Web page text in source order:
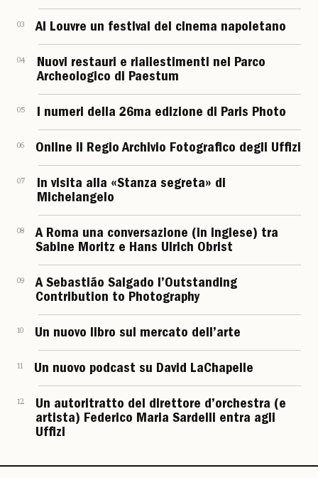
03 Al Louvre un festival del cinema napoletano
04
Nuovi restauri e riallestimenti nel Parco
Archeologico di Paestum
05 I numeri della 26ma edizione di Paris Photo
06 Online il Regio Archivio Fotografico degli Uffizi
07
In visita alla «Stanza segreta» di
Michelangelo
08
A Roma una conversazione (in inglese) tra
Sabine Moritz e Hans Ulrich Obrist
09
A Sebastião Salgado l’Outstanding
Contribution to Photography
10 Un nuovo libro sul mercato dell’arte
11 Un nuovo podcast su David LaChapelle
12
Un autoritratto del direttore d’orchestra (e
artista) Federico Maria Sardelli entra agli
Uffizi